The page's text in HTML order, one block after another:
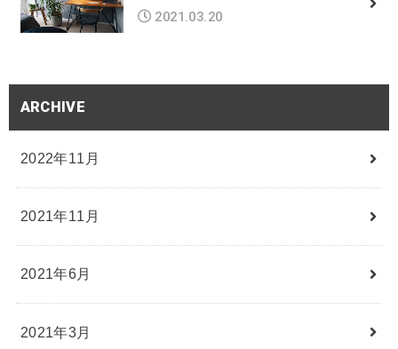
2021.03.20
ARCHIVE
2022年11月
2021年11月
2021年6月
2021年3月